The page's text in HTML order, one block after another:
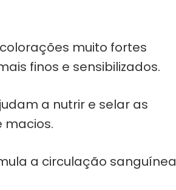
muito fortes
finos e sensibilizados.
a nutrir e selar as
macios.
a circulação sanguínea